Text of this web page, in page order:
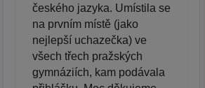
českého jazyka. Umístila se
na prvním místě (jako
nejlepší uchazečka) ve
všech třech pražských
gymnáziích, kam podávala